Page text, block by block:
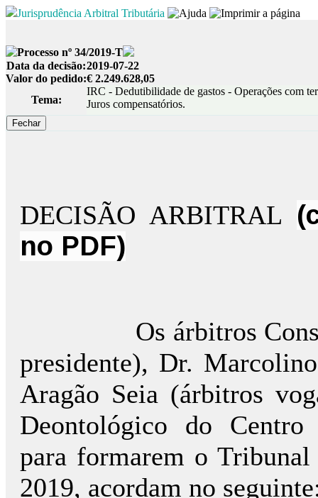
Jurisprudência Arbitral Tributária
Processo nº 34/2019-T
Data da decisão:2019-07-22
Valor do pedido:€ 2.249.628,05
Tema:
IRC - Dedutibilidade de gastos - Operações com
Juros compensatórios.
DECISÃO ARBITRAL
no PDF)
Os árbitros
presidente), Dr.
Aragão Seia (árbitros
Deontológico do
para formarem o
2019, acordam no